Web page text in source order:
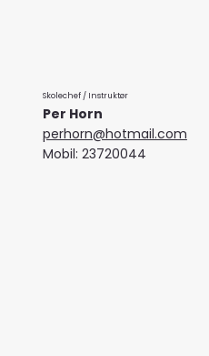
Skolechef / Instruktør
Per Horn
perhorn@hotmail.com
Mobil: 23720044